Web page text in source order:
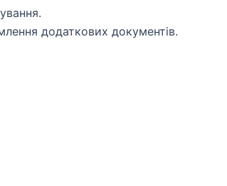
додаткових документів.